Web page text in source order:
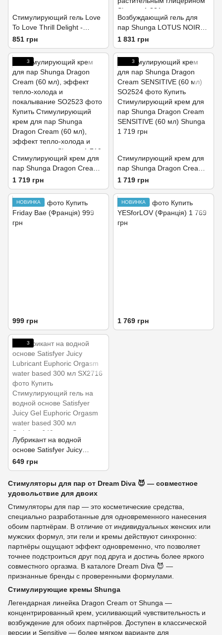
Стимулирующий гель Love
To Love Thrill Delight -
Pleasure Exlixir 10 мл
851 грн
Возбуждающий гель для
пар Shunga LOTUS NOIR
(60 мл) с витамином Е и
растительным глицерином
1 831 грн
3
Стимулирующий крем для
пар Shunga Dragon Cream
(60 мл), эффект тепло-
холода и покалывание
1 719 грн
3
Стимулирующий крем для
пар Shunga Dragon Cream
SENSITIVE (60 мл)
1 719 грн
НОВИНКА
999 грн
НОВИНКА
1 769 грн
3
Лубрикант на водной
основе Satisfyer Juicy
Lubricant Euphoric Orgasm
water based 300 мл
649 грн
Стимуляторы для пар от Dream Diva 😈 — совместное
удовольствие для двоих
Стимуляторы для пар — это косметические средства,
специально разработанные для одновременного нанесения
обоим партнёрам. В отличие от индивидуальных женских или
мужских формул, эти гели и кремы действуют синхронно:
партнёры ощущают эффект одновременно, что позволяет
точнее подстроиться друг под друга и достичь более яркого
совместного оргазма. В каталоге Dream Diva 😈 —
признанные бренды с проверенными формулами.
Стимулирующие кремы Shunga
Легендарная линейка Dragon Cream от Shunga —
концентрированный крем, усиливающий чувствительность и
возбуждение для обоих партнёров. Доступен в классической
версии и Sensitive — более мягком варианте для